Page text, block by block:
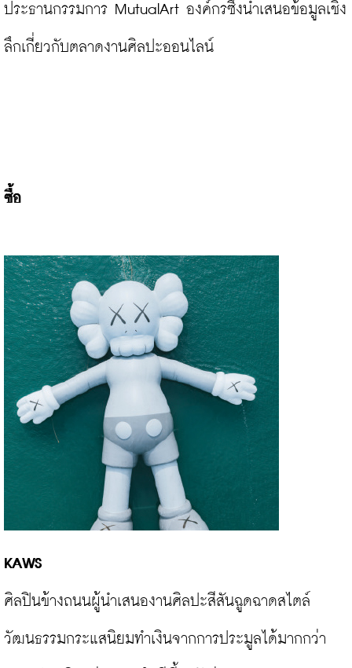
ประธานกรรมการ MutualArt องค์กรซึ่งนำเสนอข้อมูลเชิง
ลึกเกี่ยวกับตลาดงานศิลปะออนไลน์
ซื้อ
KAWS
ศิลปินข้างถนนผู้นำเสนองานศิลปะสีสันฉูดฉาดสไตล์
วัฒนธรรมกระแสนิยมทำเงินจากการประมูลได้มากกว่า